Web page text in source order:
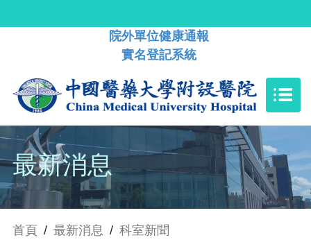
院外單位健康通報
實名登記系統
最新消息
首頁 / 最新消息 / 科室新聞